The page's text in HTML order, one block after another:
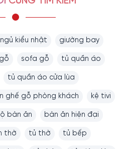
kiểu nhật giường bay
sofa gỗ tủ quần áo
tủ quần áo cửa lùa
ghế gỗ phòng khách kệ tivi
bàn ăn bàn ăn hiện đại
thờ tủ thờ tủ bếp